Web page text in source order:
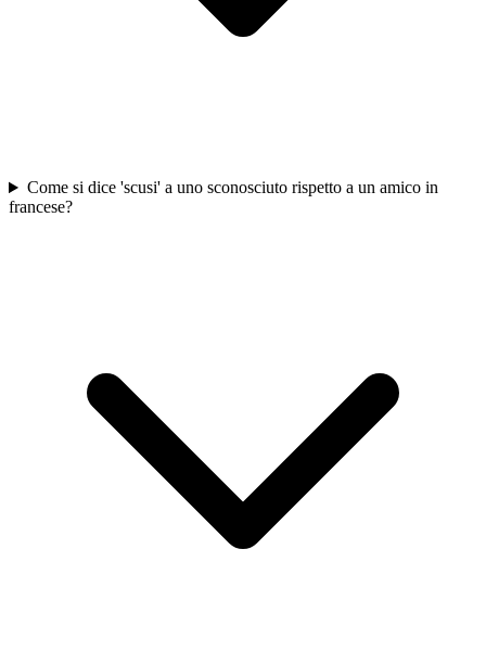
Come si dice 'scusi' a uno sconosciuto rispetto a un amico in
francese?